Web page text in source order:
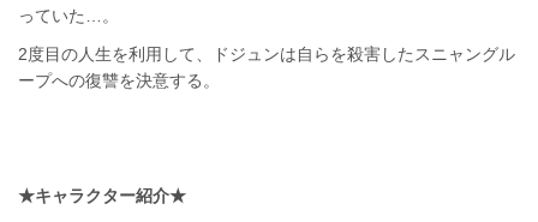
っていた…。
2度目の人生を利用して、ドジュンは自らを殺害したスニャングル
ープへの復讐を決意する。
★キャラクター紹介★